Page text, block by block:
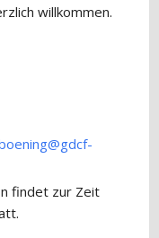
willkommen.
findet zur Zeit